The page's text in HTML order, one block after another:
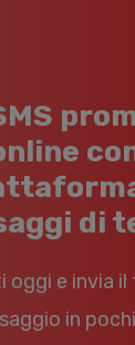
di
oggi e invia
in